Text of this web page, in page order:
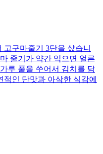
구마줄기 3단을 샀습니
줄기가 약간 익으면 얼른
루 풀을 쑤어서 김치를 담
인 단맛과 아삭한 식감에